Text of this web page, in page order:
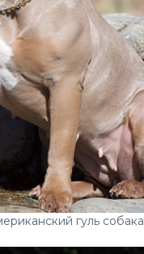
гуль собака